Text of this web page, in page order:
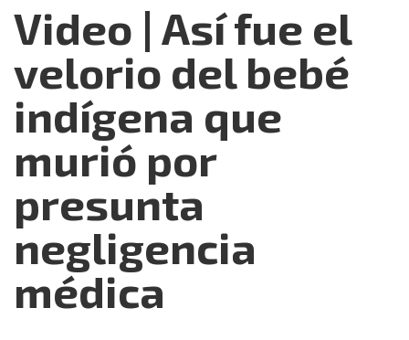
Video | Así fue el
velorio del bebé
indígena que
murió por
presunta
negligencia
médica